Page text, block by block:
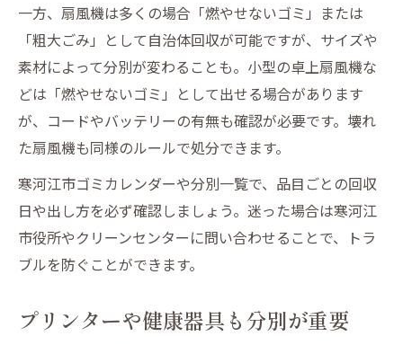
一方、扇風機は多くの場合「燃やせないゴミ」または
「粗大ごみ」として自治体回収が可能ですが、サイズや
素材によって分別が変わることも。小型の卓上扇風機な
どは「燃やせないゴミ」として出せる場合があります
が、コードやバッテリーの有無も確認が必要です。壊れ
た扇風機も同様のルールで処分できます。
寒河江市ゴミカレンダーや分別一覧で、品目ごとの回収
日や出し方を必ず確認しましょう。迷った場合は寒河江
市役所やクリーンセンターに問い合わせることで、トラ
ブルを防ぐことができます。
プリンターや健康器具も分別が重要